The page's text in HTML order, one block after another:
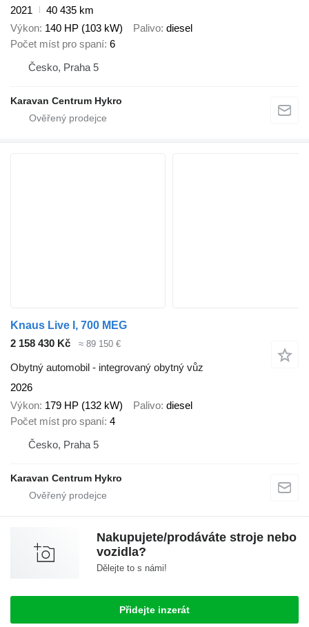
2021
40 435 km
Výkon 140 HP (103 kW) Palivo diesel
Počet míst pro spaní 6
Česko, Praha 5
Karavan Centrum Hykro
Knaus Live I, 700 MEG
2 158 430 Kč
≈ 89 150 €
Obytný automobil - integrovaný obytný vůz
2026
Výkon 179 HP (132 kW) Palivo diesel
Počet míst pro spaní 4
Česko, Praha 5
Karavan Centrum Hykro
Nakupujete/prodáváte stroje nebo
vozidla?
Dělejte to s námi!
Přidejte inzerát